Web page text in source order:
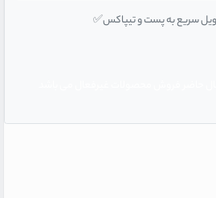
سریع به پست و تیپاکس✅